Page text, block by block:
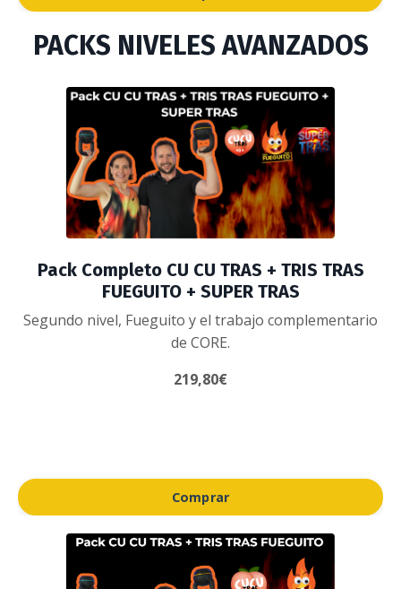
PACKS NIVELES AVANZADOS
Pack Completo CU CU TRAS + TRIS TRAS
FUEGUITO + SUPER TRAS
Segundo nivel, Fueguito y el trabajo complementario
de CORE.
219,80€
Comprar